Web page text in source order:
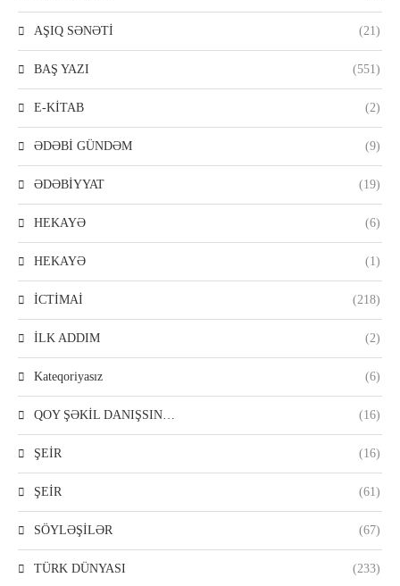
AŞIQ SƏNƏTİ (21)
BAŞ YAZI (551)
E-KİTAB (2)
ƏDƏBİ GÜNDƏM (9)
ƏDƏBİYYAT (19)
HEKAYƏ (6)
HEKAYƏ (1)
İCTİMAİ (218)
İLK ADDIM (2)
Kateqoriyasız (6)
QOY ŞƏKİL DANIŞSIN… (16)
ŞEİR (16)
ŞEİR (61)
SÖYLƏŞİLƏR (67)
TÜRK DÜNYASI (233)